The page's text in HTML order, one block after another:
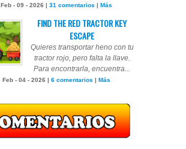
Feb - 09 - 2026 | 31 comentarios | Más
FIND THE RED TRACTOR KEY
ESCAPE
Quieres transportar heno con tu
tractor rojo, pero falta la llave.
Para encontrarla, encuentra...
Feb - 04 - 2026 | 6 comentarios | Más